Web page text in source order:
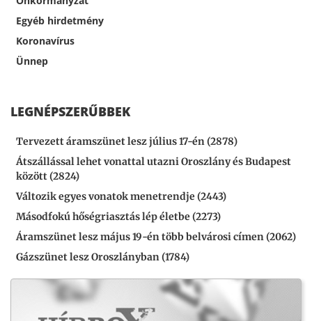
Egyéb hirdetmény
Koronavírus
Ünnep
LEGNÉPSZERŰBBEK
Tervezett áramszünet lesz július 17-én (2878)
Átszállással lehet vonattal utazni Oroszlány és Budapest
között (2824)
Változik egyes vonatok menetrendje (2443)
Másodfokú hőségriasztás lép életbe (2273)
Áramszünet lesz május 19-én több belvárosi címen (2062)
Gázszünet lesz Oroszlányban (1784)